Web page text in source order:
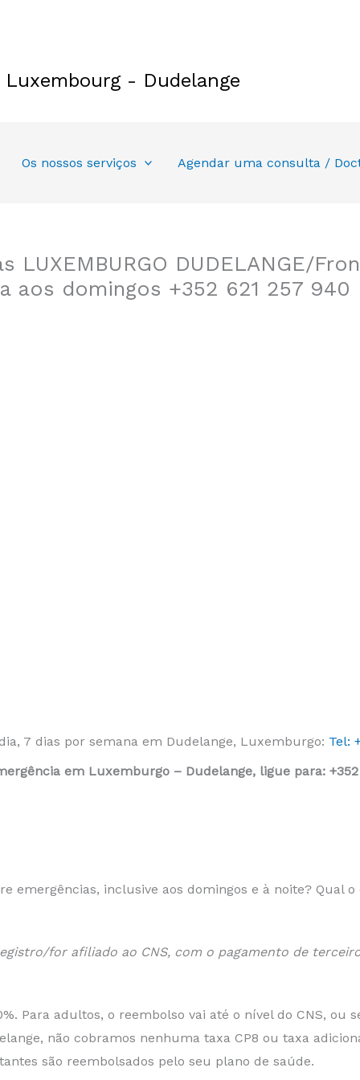
- Dudelange
Os nossos serviços Agendar uma consulta /
LUXEMBURGO DUDELANGE/
aos domingos +352 621 257 940
7 dias por semana em Dudelange, Luxemburgo: Tel:
em Luxemburgo – Dudelange, ligue para:
emergências, inclusive aos domingos e à noite? Qual
for afiliado ao CNS, com o pagamento de
Para adultos, o reembolso vai até o nível do CNS, ou
não cobramos nenhuma taxa CP8 ou taxa
são reembolsados ​​pelo seu plano de saúde.